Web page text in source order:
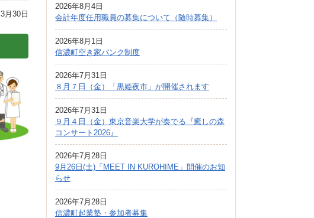
入札・契約
指定管理者制度
求人情報
広報しなの
町制70周年記念
月30日
2026年8月4日
会計年度任用職員の募集について（随時募集）
2026年8月1日
信濃町空き家バンク制度
2026年7月31日
８月７日（金）「黒姫夜市」が開催されます
2026年7月31日
９月４日（金）東京音楽大学が奏でる『癒しの森
コンサート2026』
2026年7月28日
9月26日(土)「MEET IN KUROHIME」開催のお知
らせ
2026年7月28日
信濃町起業塾・参加者募集